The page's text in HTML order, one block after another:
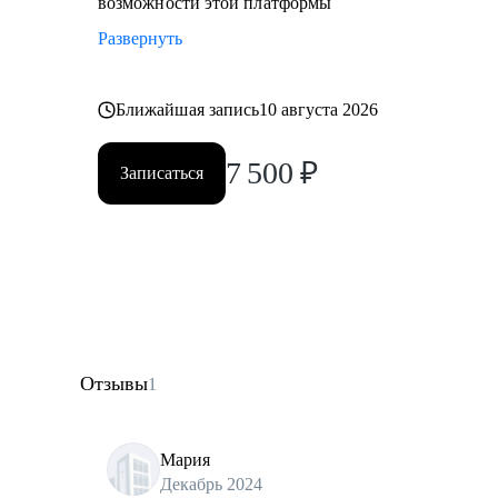
Развернуть
Ближайшая запись10 августа 2026
Записаться 7 500 ₽
Отзывы1
Мария
Декабрь 2024